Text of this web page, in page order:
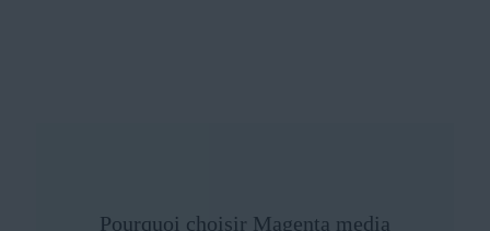
Pourquoi choisir Magenta media